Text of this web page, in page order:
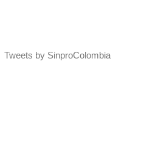
Tweets by SinproColombia